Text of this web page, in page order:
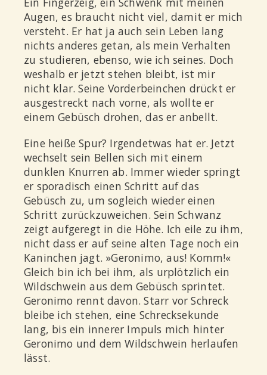
Augen, es braucht nicht viel, damit er mich
versteht. Er hat ja auch sein Leben lang
nichts anderes getan, als mein Verhalten
zu studieren, ebenso, wie ich seines. Doch
weshalb er jetzt stehen bleibt, ist mir
nicht klar. Seine Vorderbeinchen drückt er
ausgestreckt nach vorne, als wollte er
einem Gebüsch drohen, das er anbellt.
Eine heiße Spur? Irgendetwas hat er. Jetzt
wechselt sein Bellen sich mit einem
dunklen Knurren ab. Immer wieder springt
er sporadisch einen Schritt auf das
Gebüsch zu, um sogleich wieder einen
Schritt zurückzuweichen. Sein Schwanz
zeigt aufgeregt in die Höhe. Ich eile zu ihm,
nicht dass er auf seine alten Tage noch ein
Kaninchen jagt. »Geronimo, aus! Komm!«
Gleich bin ich bei ihm, als urplötzlich ein
Wildschwein aus dem Gebüsch sprintet.
Geronimo rennt davon. Starr vor Schreck
bleibe ich stehen, eine Schrecksekunde
lang, bis ein innerer Impuls mich hinter
Geronimo und dem Wildschwein herlaufen
lässt.